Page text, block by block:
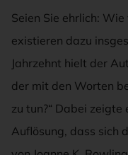
Seien Sie ehrlich:
existieren dazu
Jahrzehnt hielt der
der mit den Worten
zu tun?“ Dabei
Auflösung, dass sich